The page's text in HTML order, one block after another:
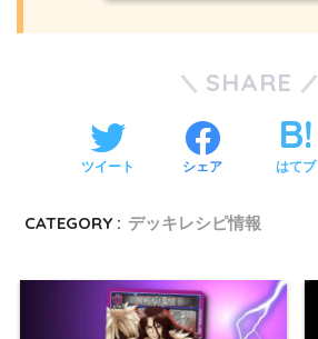
SHARE
ツイート シェア はてブ
CATEGORY : デッキレシピ情報